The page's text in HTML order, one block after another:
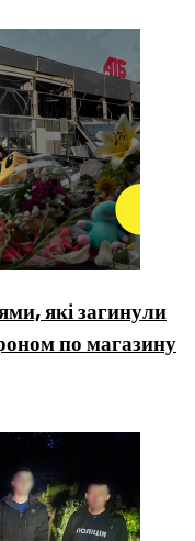
які загинули
по магазину